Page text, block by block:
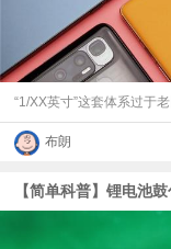
频
科
普
“1/XX英寸”这套体系过于
布朗
【简单科普】锂电池